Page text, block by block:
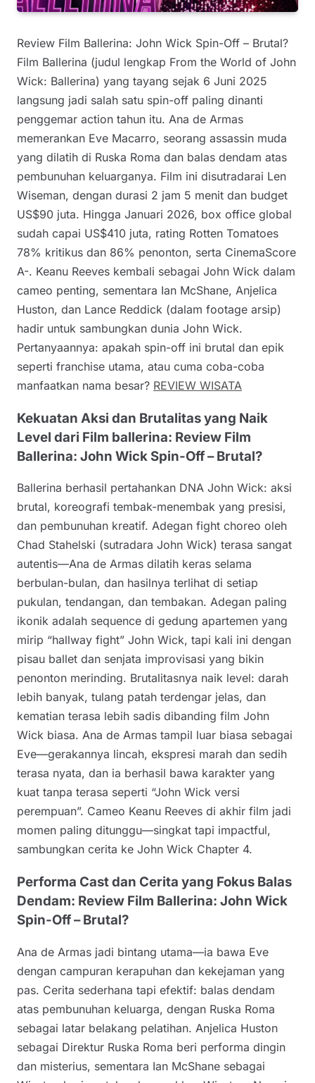
Review Film Ballerina: John Wick Spin-Off – Brutal?
Film Ballerina (judul lengkap From the World of John
Wick: Ballerina) yang tayang sejak 6 Juni 2025
langsung jadi salah satu spin-off paling dinanti
penggemar action tahun itu. Ana de Armas
memerankan Eve Macarro, seorang assassin muda
yang dilatih di Ruska Roma dan balas dendam atas
pembunuhan keluarganya. Film ini disutradarai Len
Wiseman, dengan durasi 2 jam 5 menit dan budget
US$90 juta. Hingga Januari 2026, box office global
sudah capai US$410 juta, rating Rotten Tomatoes
78% kritikus dan 86% penonton, serta CinemaScore
A-. Keanu Reeves kembali sebagai John Wick dalam
cameo penting, sementara Ian McShane, Anjelica
Huston, dan Lance Reddick (dalam footage arsip)
hadir untuk sambungkan dunia John Wick.
Pertanyaannya: apakah spin-off ini brutal dan epik
seperti franchise utama, atau cuma coba-coba
manfaatkan nama besar? REVIEW WISATA
Kekuatan Aksi dan Brutalitas yang Naik
Level dari Film ballerina: Review Film
Ballerina: John Wick Spin-Off – Brutal?
Ballerina berhasil pertahankan DNA John Wick: aksi
brutal, koreografi tembak-menembak yang presisi,
dan pembunuhan kreatif. Adegan fight choreo oleh
Chad Stahelski (sutradara John Wick) terasa sangat
autentis—Ana de Armas dilatih keras selama
berbulan-bulan, dan hasilnya terlihat di setiap
pukulan, tendangan, dan tembakan. Adegan paling
ikonik adalah sequence di gedung apartemen yang
mirip “hallway fight” John Wick, tapi kali ini dengan
pisau ballet dan senjata improvisasi yang bikin
penonton merinding. Brutalitasnya naik level: darah
lebih banyak, tulang patah terdengar jelas, dan
kematian terasa lebih sadis dibanding film John
Wick biasa. Ana de Armas tampil luar biasa sebagai
Eve—gerakannya lincah, ekspresi marah dan sedih
terasa nyata, dan ia berhasil bawa karakter yang
kuat tanpa terasa seperti “John Wick versi
perempuan”. Cameo Keanu Reeves di akhir film jadi
momen paling ditunggu—singkat tapi impactful,
sambungkan cerita ke John Wick Chapter 4.
Performa Cast dan Cerita yang Fokus Balas
Dendam: Review Film Ballerina: John Wick
Spin-Off – Brutal?
Ana de Armas jadi bintang utama—ia bawa Eve
dengan campuran kerapuhan dan kekejaman yang
pas. Cerita sederhana tapi efektif: balas dendam
atas pembunuhan keluarga, dengan Ruska Roma
sebagai latar belakang pelatihan. Anjelica Huston
sebagai Direktur Ruska Roma beri performa dingin
dan misterius, sementara Ian McShane sebagai